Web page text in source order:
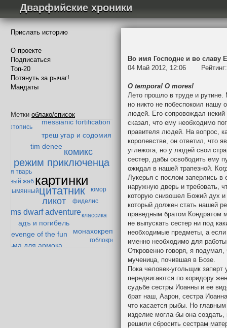
Дварфийские хроники
Прислать историю
О проекте
Подписаться
Топ-20
Потянуть за рычаг!
Мандаты
Метки облако/список
картинки
цитатник
режим приключенца
ликот
комикс
ms dwarf adventure
треш угар и содомия
tim denee
адъ и погибель
revenge of the fun
messianic fortification
для армока
монахокрепость
фиделис
классика
одного эльфа
гоблокрепость
юмор
летопись
тварь
жаб
Безымянный
Во имя Господне и во славу
04 Май 2012, 12:06
O tempora! O mores!
Лето прошло в труде и
но никто не побеспокоил
людей. Его сопровождал
сказал, что ему необходимо
правителя людей. На вопрос,
королевстве, он ответил, что
углежога, но у людей свои
сестер, дабы освободить ему
ожидал в нашей трапезной.
Лукерья с послом заперлись в
наружную дверь и требовать,
которую снизошел Божий дух и
который должен стать нашей
праведным братом Кондратом
не выпускать сестер ни под
необходимые предметы, а
именно необходимо для
Откровенно говоря, я подумал,
мученица, почившая в Бозе.
Пока человек-угольщик
передвигаются по коридору
судьбе сестры Иоанны и ее
брат наш, Аарон, сестра
что касается рыбы. Но
изделие могла бы она
решили сбросить сестрам